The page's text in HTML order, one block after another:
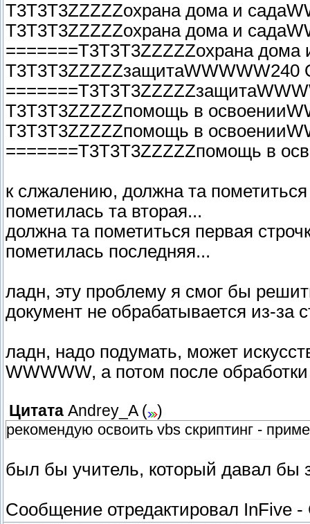
T3T3T3ZZZZZохрана дома и
T3T3T3ZZZZZохрана дома и
=======T3T3T3ZZZZZохрана
T3T3T3ZZZZZзащитаWWWWW240
T3T3T3ZZZZZпомощь в
T3T3T3ZZZZZпомощь в
=======T3T3T3ZZZZZпомощь в
к слжалению, должна та
пометилась та вторая...
должна та пометиться первая
пометилась последняя...
ладн, эту проблему я смог бы
документ не обрабатывается из-за
ладн, надо подумать, может
WWWWW, а потом после
Цитата Andrey_A(
)
рекомендую освоить vbs скриптинг -
был бы учитель, который давал бы
Сообщение отредактировал InFive -